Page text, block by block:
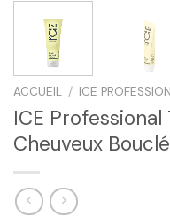
ACCUEIL / ICE
ICE
Cheuveux